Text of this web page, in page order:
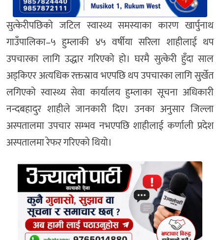
सुत्केरीपछिको जटिल स्वास्थ्य समस्याका कारण खार्पुनाथ
गाउँपालिका–५ हुम्लाकी ४५ वर्षीया सरिला शाहीलाई थप
उपचारका लागि उद्धार गरिएको हो। घरमै सुत्केरी हुँदा साल
अड्किएर अत्यधिक रक्तस्राव भएपछि थप उपचारका लागि सुर्खेत
लगिएको स्वास्थ्य सेवा कार्यालय हुम्लाका सूचना अधिकारी
नन्दबहादुर शाहीले जानकारी दिए। उनका अनुसार जिल्ला
अस्पतालमा उपचार सम्भव नभएपछि शाहीलाई कर्णाली प्रदेश
अस्पतालमा रेफर गरिएको थियो।